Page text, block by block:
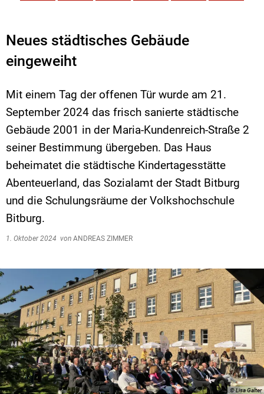
Neues städtisches Gebäude
eingeweiht
Mit einem Tag der offenen Tür wurde am 21.
September 2024 das frisch sanierte städtische
Gebäude 2001 in der Maria-Kundenreich-Straße 2
seiner Bestimmung übergeben. Das Haus
beheimatet die städtische Kindertagesstätte
Abenteuerland, das Sozialamt der Stadt Bitburg
und die Schulungsräume der Volkshochschule
Bitburg.
1. Oktober 2024 von ANDREAS ZIMMER
© Lisa Galter